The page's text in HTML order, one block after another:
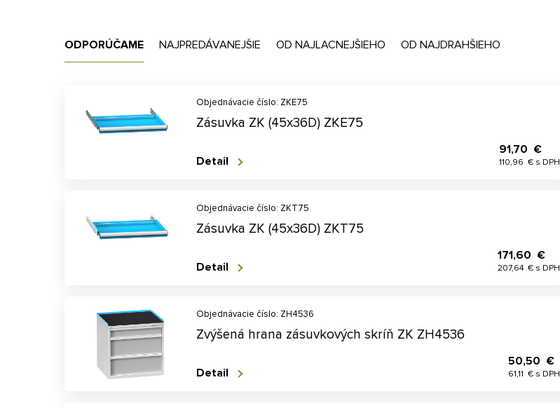
ODPORÚČAME NAJPREDÁVANEJŠIE OD NAJLACNEJŠIEHO OD NAJDRAHŠIEHO
Objednávacie číslo: ZKE75
Zásuvka ZK (45x36D) ZKE75
91,70 €
110,96 € s DPH
Detail
Objednávacie číslo: ZKT75
Zásuvka ZK (45x36D) ZKT75
171,60 €
207,64 € s DPH
Detail
Objednávacie číslo: ZH4536
Zvýšená hrana zásuvkových skríň ZK ZH4536
50,50 €
61,11 € s DPH
Detail